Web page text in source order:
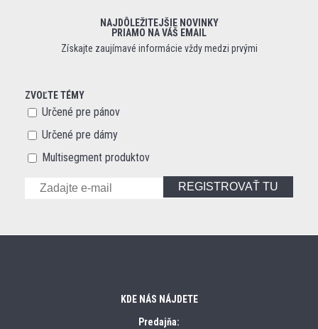
NAJDÔLEŽITEJŠIE NOVINKY
PRIAMO NA VÁŠ EMAIL
Získajte zaujímavé informácie vždy medzi prvými
ZVOĽTE TÉMY
Určené pre pánov
Určené pre dámy
Multisegment produktov
REGISTROVAŤ TU
KDE NÁS NÁJDETE
Predajňa: